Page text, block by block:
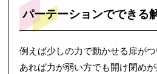
パーテーションでできる
例えば少しの力で動かせる扉が
あれば力が弱い方でも開け閉め